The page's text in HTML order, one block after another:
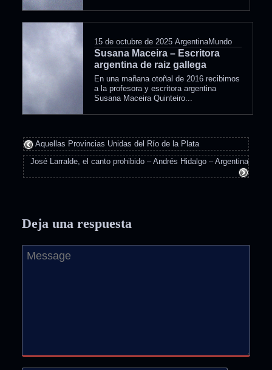
15 de octubre de 2025 ArgentinaMundo
Susana Maceira – Escritora
argentina de raiz gallega
En una mañana otoñal de 2016 recibimos
a la profesora y escritora argentina
Susana Maceira Quinteiro...
Aquellas Provincias Unidas del Río de la Plata
José Larralde, el canto prohibido – Andrés Hidalgo – Argentina
Deja una respuesta